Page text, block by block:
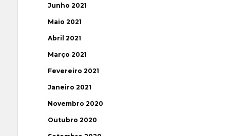
Junho 2021
Maio 2021
Abril 2021
Março 2021
Fevereiro 2021
Janeiro 2021
Novembro 2020
Outubro 2020